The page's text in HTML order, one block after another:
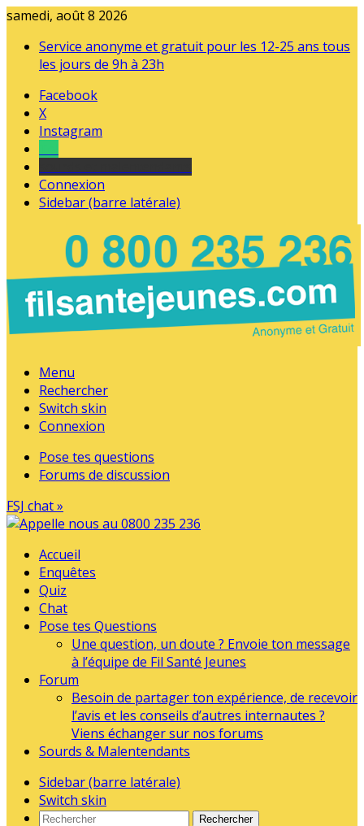
samedi, août 8 2026
Service anonyme et gratuit pour les 12-25 ans tous
les jours de 9h à 23h
Facebook
X
Instagram
Connexion
Sidebar (barre latérale)
Menu
Rechercher
Switch skin
Connexion
Pose tes questions
Forums de discussion
FSJ chat »
Accueil
Enquêtes
Quiz
Chat
Pose tes Questions
Une question, un doute ? Envoie ton message
à l’équipe de Fil Santé Jeunes
Forum
Besoin de partager ton expérience, de recevoir
l’avis et les conseils d’autres internautes ?
Viens échanger sur nos forums
Sourds & Malentendants
Sidebar (barre latérale)
Switch skin
Rechercher